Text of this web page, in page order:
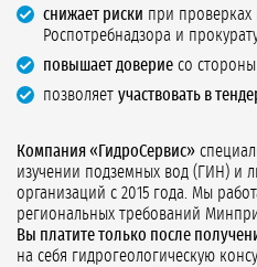
снижает риски при проверках
Роспотребнадзора и
повышает доверие со
позволяет участвовать в
Компания «ГидроСервис»
изучении подземных вод (ГИН) и
организаций с 2015 года. Мы
региональных требований
Вы платите только после
на себя гидрогеологическую